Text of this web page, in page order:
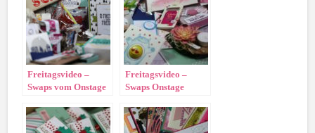
Freitagsvideo –
Swaps vom Onstage
Freitagsvideo –
Swaps Onstage